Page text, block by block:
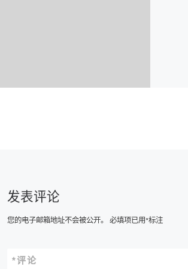
发表评论
您的电子邮箱地址不会被公开。 必填项已用*标注
评论
*